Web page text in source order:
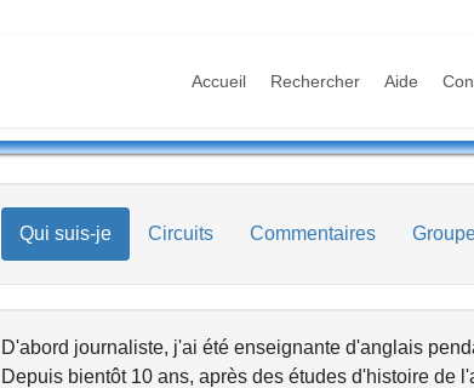
Accueil Rechercher Aide
Qui suis-je Circuits Commentaires
D'abord journaliste, j'ai été enseignante d'anglais
Depuis bientôt 10 ans, après des études d'histoire de